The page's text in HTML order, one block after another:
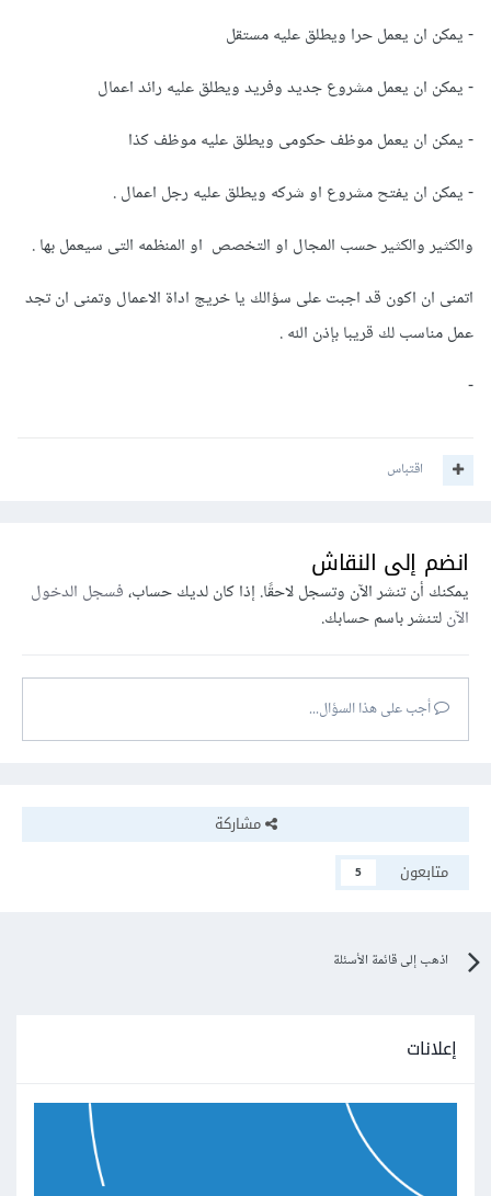
- يمكن ان يعمل حرا ويطلق عليه مستقل
- يمكن ان يعمل مشروع جديد وفريد ويطلق عليه رائد اعمال
- يمكن ان يعمل موظف حكومى ويطلق عليه موظف كذا
- يمكن ان يفتح مشروع او شركه ويطلق عليه رجل اعمال .
والكثير والكثير حسب المجال او التخصص او المنظمه التى سيعمل بها .
اتمنى ان اكون قد اجبت على سؤالك يا خريج اداة الاعمال وتمنى ان تجد
عمل مناسب لك قريبا بإذن الله .
-
اقتباس
انضم إلى النقاش
يمكنك أن تنشر الآن وتسجل لاحقًا. إذا كان لديك حساب،فسجل الدخول
الآنلتنشر باسم حسابك.
أجب على هذا السؤال...
مشاركة
متابعون
5
اذهب إلى قائمة الأسئلة
إعلانات